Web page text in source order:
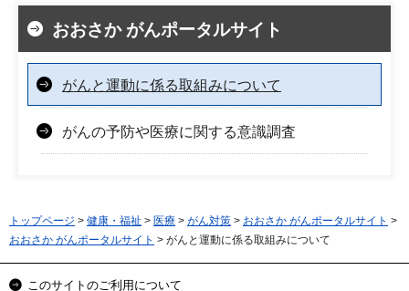
おおさか がんポータルサイト
がんと運動に係る取組みについて
がんの予防や医療に関する意識調査
トップページ > 健康・福祉 > 医療 > がん対策 > おおさか がんポータルサイト >
おおさか がんポータルサイト > がんと運動に係る取組みについて
このサイトのご利用について